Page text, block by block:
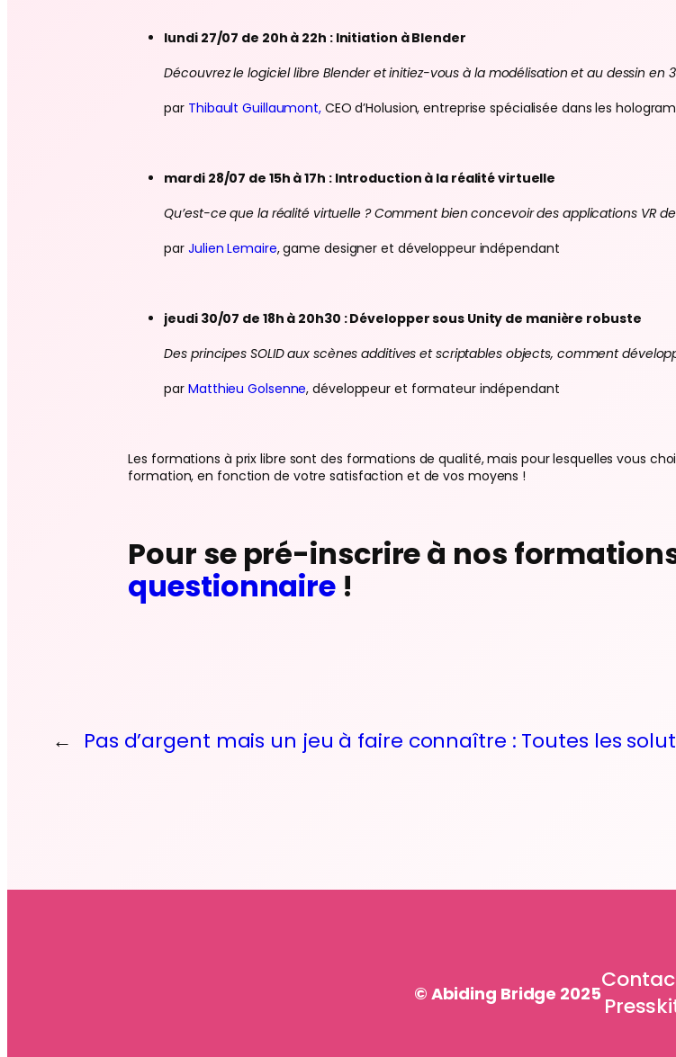
lundi 27/07 de 20h à 22h : Initiation à Blender
Découvrez le logiciel libre Blender et initiez-vous à la modélisation et au dessin en
par Thibault Guillaumont,CEO d’Holusion, entreprise spécialisée dans les
mardi 28/07 de 15h à 17h : Introduction à la réalité virtuelle
Qu’est-ce que la réalité virtuelle ? Comment bien concevoir des applications VR
par Julien Lemaire, game designer et développeur indépendant
jeudi 30/07 de 18h à 20h30 : Développer sous Unity de manière robuste
Des principes SOLID aux scènes additives et scriptables objects, comment
par Matthieu Golsenne, développeur et formateur indépendant
Les formations à prix libre sont des formations de qualité, mais pour lesquelles vous
formation, en fonction de votre satisfaction et de vos moyens !
Pour se pré-inscrire à nos
questionnaire !
← Pas d’argent mais un jeu à faire connaître : Toutes les
© Abiding Bridge 2025